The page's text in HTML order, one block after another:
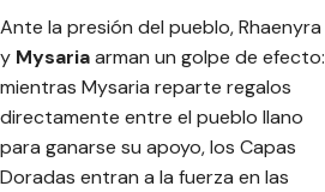
Ante la presión del pueblo, Rhaenyra
y Mysariaarman un golpe de efecto:
mientras Mysaria reparte regalos
directamente entre el pueblo llano
para ganarse su apoyo, los Capas
Doradas entran a la fuerza en las